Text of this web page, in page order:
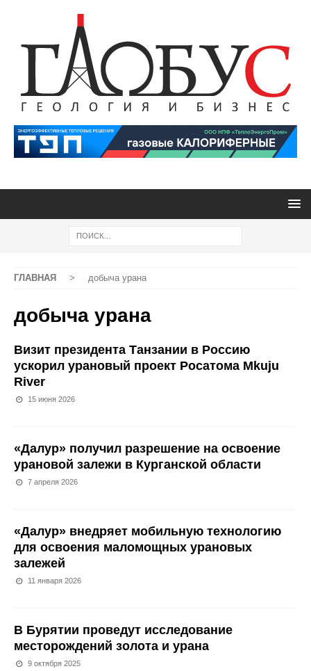
ГЛАВНАЯ > добыча урана
добыча урана
Визит президента Танзании в Россию
ускорил урановый проект Росатома Mkuju
River
15 июня 2026
«Далур» получил разрешение на освоение
урановой залежи в Курганской области
7 апреля 2026
«Далур» внедряет мобильную технологию
для освоения маломощных урановых
залежей
11 января 2026
В Бурятии проведут исследование
месторождений золота и урана
9 октября 2025